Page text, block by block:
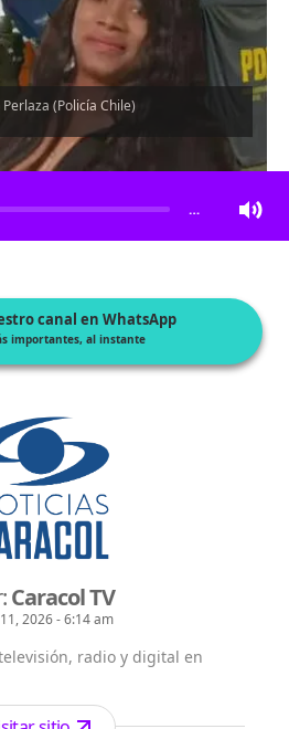
(Policía Chile)
el artículo
…
canal en WhatsApp
importantes, al instante
Caracol TV
2026 - 6:14 am
radio y digital en